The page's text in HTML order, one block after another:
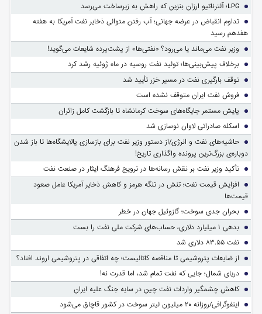
LPG؛ آلترناتیو ارزان بنزین که راهش به زیرساخت می‌رسد
تداوم انقباض در عرضه جهانی؛ آب رفتن متوالی ذخایر نفت آمریکا به هفته
هفدهم رسید
وزیر نفت می‌ماند یا می‌رود؟ «نفتی‌ها» از پشت‌پرده شایعات می‌گوید!
برخلاف پیش‌بینی‌ها؛ تولید نفت روسیه در ماه ژوئیه رشد کرد
توقف بارگیری نفت در مسیر خزر تأیید شد
فروش نفت ایران متوقف نشده است
پایش مستمر جایگاه‌های سوخت کرمانشاه تا بازگشت کامل زائران
اسکله صادراتی لاوان نوسازی شد
حاشیه‌های نفت و انرژی/از دستور وزیر نفت برای بازسازی پالایشگاه‌ها تا باز شدن
دوباره‌ی بزرگ‌ترین پرونده واگذاری تاریخ!
تأکید وزیر نفت بر نقش رسانه‌ها در ترویج فرهنگ ایثار در صنعت نفت
افزایش قیمت نفت؛ تنش در تنگه هرمز و کاهش ذخایر آمریکا عامل صعود
قیمت‌ها
بحران جدی سوخت؛ گازوئیل جهان در خطر
بدهی ۱ میلیارد دلاری، حساب‌های شرکت ملی نفت را بست
نفت ۸۳.۵۵ دلاری شد
از ضایعات پتروشیمی تا مناقصه کاتالیست؛ چه اتفاقی در پتروشیمی اروند افتاد؟
دریای شمال؛ جایی که نفت تمام شد، اما قدرت نه!
کاهش چشمگیر واردات نفت چین در سایه جنگ علیه ایران
اینفوگرافی/روزانه ۲۰ میلیون لیتر سوخت در کشور قاچاق می‌شود